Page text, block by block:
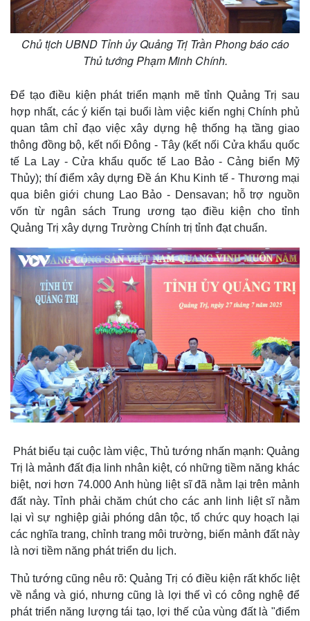
Thế giới
Cuộc sống đó đây
Hồ sơ
Multimedia
E-Magazine
Infographic
Chủ tịch UBND Tỉnh ủy Quảng Trị Trần Phong báo cáo
Thủ tướng Phạm Minh Chính.
Để tạo điều kiện phát triển mạnh mẽ tỉnh Quảng Trị sau
hợp nhất, các ý kiến tại buổi làm việc kiến nghị Chính phủ
quan tâm chỉ đạo việc xây dựng hệ thống hạ tầng giao
thông đồng bộ, kết nối Đông - Tây (kết nối Cửa khẩu quốc
tế La Lay - Cửa khẩu quốc tế Lao Bảo - Cảng biển Mỹ
Thủy); thí điểm xây dựng Đề án Khu Kinh tế - Thương mại
qua biên giới chung Lao Bảo - Densavan; hỗ trợ nguồn
vốn từ ngân sách Trung ương tạo điều kiện cho tỉnh
Quảng Trị xây dựng Trường Chính trị tỉnh đạt chuẩn.
Phát biểu tại cuộc làm việc, Thủ tướng nhấn mạnh: Quảng
Trị là mảnh đất địa linh nhân kiệt, có những tiềm năng khác
biệt, nơi hơn 74.000 Anh hùng liệt sĩ đã nằm lại trên mảnh
đất này. Tỉnh phải chăm chút cho các anh linh liệt sĩ nằm
lại vì sự nghiệp giải phóng dân tộc, tổ chức quy hoạch lại
các nghĩa trang, chỉnh trang môi trường, biến mảnh đất này
là nơi tiềm năng phát triển du lịch.
Thủ tướng cũng nêu rõ: Quảng Trị có điều kiện rất khốc liệt
về nắng và gió, nhưng cũng là lợi thế vì có công nghệ để
phát triển năng lượng tái tạo, lợi thế của vùng đất là "điểm